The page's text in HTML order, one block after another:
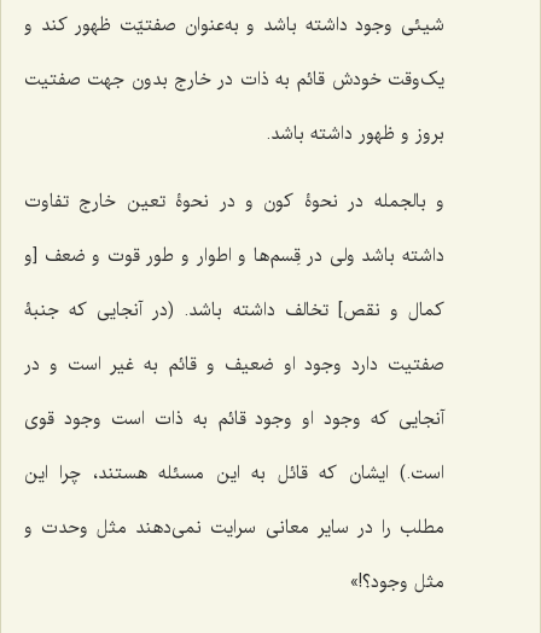
شیئی وجود داشته باشد و به‌عنوان صفتیّت ظهور کند و
یک‌وقت خودش قائم به ذات در خارج بدون جهت صفتیت
بروز و ظهور داشته باشد.
و بالجمله در نحوۀ کون و در نحوۀ تعین خارج تفاوت
داشته باشد ولى در قِسم‌ها و اطوار و طور قوت و ضعف [و
کمال و نقص] تخالف داشته باشد. (در آنجایى که جنبۀ
صفتیت دارد وجود او ضعیف و قائم به غیر است و در
آنجایى که وجود او وجود قائم به ذات است وجود قوى
است.) ایشان که قائل به این مسئله هستند، چرا این
مطلب را در سایر معانى سرایت نمى‌دهند مثل وحدت و
مثل وجود؟!»